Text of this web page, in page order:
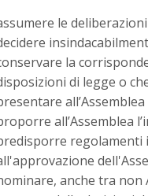
le
la
di legge o
all’Assemblea
regolamenti
anche tra non